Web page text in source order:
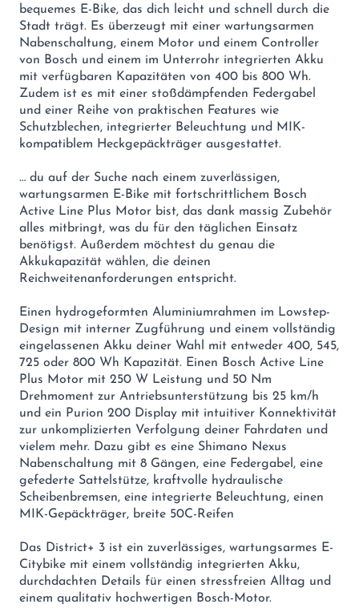
bequemes E-Bike, das dich leicht und schnell durch die
Stadt trägt. Es überzeugt mit einer wartungsarmen
Nabenschaltung, einem Motor und einem Controller
von Bosch und einem im Unterrohr integrierten Akku
mit verfügbaren Kapazitäten von 400 bis 800 Wh.
Zudem ist es mit einer stoßdämpfenden Federgabel
und einer Reihe von praktischen Features wie
Schutzblechen, integrierter Beleuchtung und MIK-
kompatiblem Heckgepäckträger ausgestattet.
… du auf der Suche nach einem zuverlässigen,
wartungsarmen E-Bike mit fortschrittlichem Bosch
Active Line Plus Motor bist, das dank massig Zubehör
alles mitbringt, was du für den täglichen Einsatz
benötigst. Außerdem möchtest du genau die
Akkukapazität wählen, die deinen
Reichweitenanforderungen entspricht.
Einen hydrogeformten Aluminiumrahmen im Lowstep-
Design mit interner Zugführung und einem vollständig
eingelassenen Akku deiner Wahl mit entweder 400, 545,
725 oder 800 Wh Kapazität. Einen Bosch Active Line
Plus Motor mit 250 W Leistung und 50 Nm
Drehmoment zur Antriebsunterstützung bis 25 km/h
und ein Purion 200 Display mit intuitiver Konnektivität
zur unkomplizierten Verfolgung deiner Fahrdaten und
vielem mehr. Dazu gibt es eine Shimano Nexus
Nabenschaltung mit 8 Gängen, eine Federgabel, eine
gefederte Sattelstütze, kraftvolle hydraulische
Scheibenbremsen, eine integrierte Beleuchtung, einen
MIK-Gepäckträger, breite 50C-Reifen
Das District+ 3 ist ein zuverlässiges, wartungsarmes E-
Citybike mit einem vollständig integrierten Akku,
durchdachten Details für einen stressfreien Alltag und
einem qualitativ hochwertigen Bosch-Motor.